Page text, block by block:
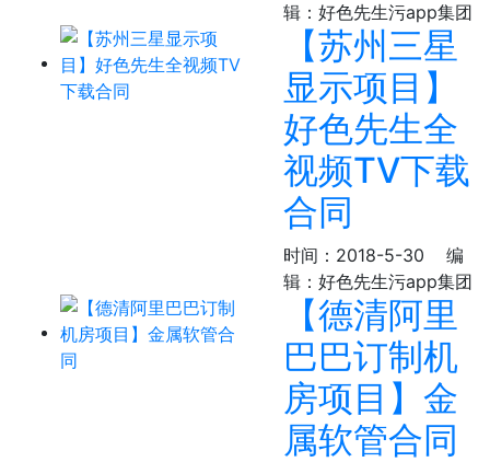
辑：好色先生污app集团
【苏州三星
显示项目】
好色先生全
视频TV下载
合同
时间：2018-5-30
编
辑：好色先生污app集团
【德清阿里
巴巴订制机
房项目】金
属软管合同